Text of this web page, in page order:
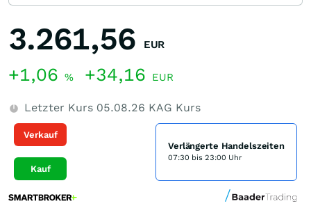
3.261,56 EUR
+1,06 % +34,16 EUR
Letzter Kurs 05.08.26 KAG Kurs
Verkauf
Kauf
Verlängerte Handelszeiten
07:30 bis 23:00 Uhr